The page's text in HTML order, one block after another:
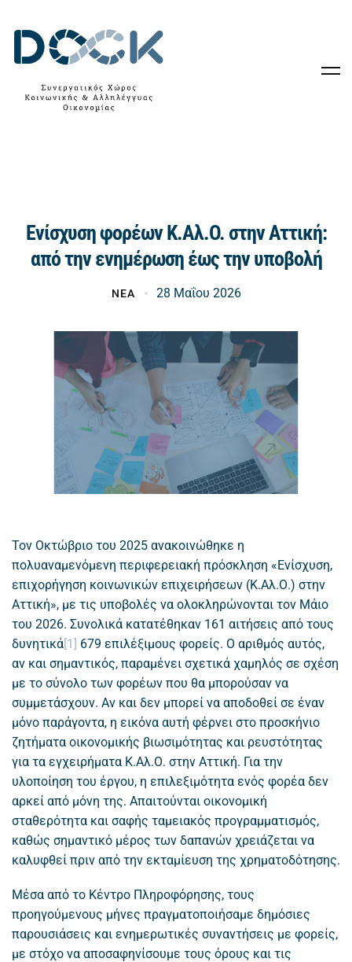
Ενίσχυση φορέων Κ.Αλ.Ο. στην Αττική:
από την ενημέρωση έως την υποβολή
ΝΕΑ 28 Μαΐου 2026
Τον Οκτώβριο του 2025 ανακοινώθηκε η
πολυαναμενόμενη περιφερειακή πρόσκληση «Ενίσχυση,
επιχορήγηση κοινωνικών επιχειρήσεων (Κ.Αλ.Ο.) στην
Αττική», με τις υποβολές να ολοκληρώνονται τον Μάιο
του 2026. Συνολικά κατατέθηκαν 161 αιτήσεις από τους
δυνητικά[1] 679 επιλέξιμους φορείς. Ο αριθμός αυτός,
αν και σημαντικός, παραμένει σχετικά χαμηλός σε σχέση
με το σύνολο των φορέων που θα μπορούσαν να
συμμετάσχουν. Αν και δεν μπορεί να αποδοθεί σε έναν
μόνο παράγοντα, η εικόνα αυτή φέρνει στο προσκήνιο
ζητήματα οικονομικής βιωσιμότητας και ρευστότητας
για τα εγχειρήματα Κ.Αλ.Ο. στην Αττική. Για την
υλοποίηση του έργου, η επιλεξιμότητα ενός φορέα δεν
αρκεί από μόνη της. Απαιτούνται οικονομική
σταθερότητα και σαφής ταμειακός προγραμματισμός,
καθώς σημαντικό μέρος των δαπανών χρειάζεται να
καλυφθεί πριν από την εκταμίευση της χρηματοδότησης.
Μέσα από το Κέντρο Πληροφόρησης, τους
προηγούμενους μήνες πραγματοποιήσαμε δημόσιες
παρουσιάσεις και ενημερωτικές συναντήσεις με φορείς,
με στόχο να αποσαφηνίσουμε τους όρους και τις